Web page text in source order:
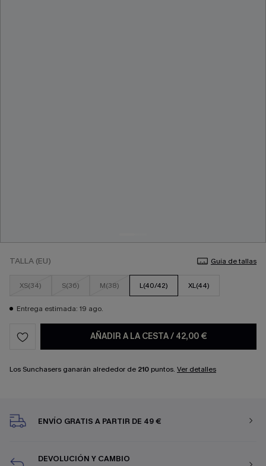
TALLA (EU) Guía de tallas
XS(34) S(36) M(38) L(40/42) XL(44)
Entrega estimada: 19 ago.
AÑADIR A LA CESTA/ 42,00 €
Los Sunchasers ganarán alrededor de 210 puntos. Ver detalles
ENVÍO GRATIS A PARTIR DE 49 €
DEVOLUCIÓN Y CAMBIO